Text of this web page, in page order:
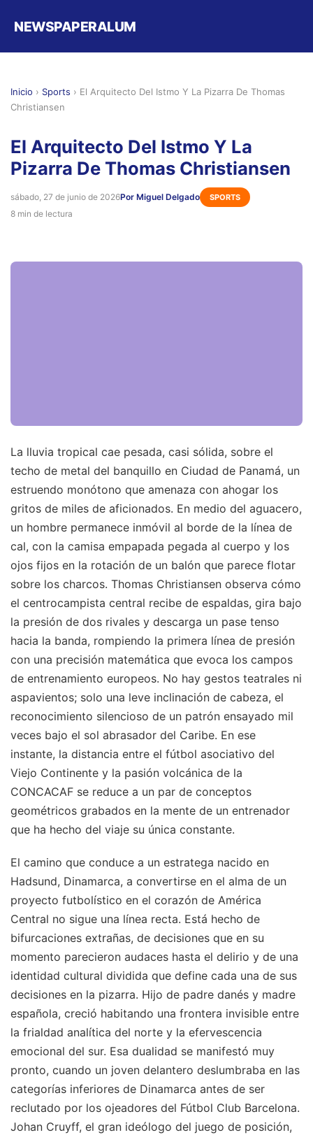
NEWSPAPERALUM
Inicio › Sports › El Arquitecto Del Istmo Y La Pizarra De Thomas
Christiansen
El Arquitecto Del Istmo Y La
Pizarra De Thomas Christiansen
sábado, 27 de junio de 2026Por Miguel Delgado SPORTS
8 min de lectura
La lluvia tropical cae pesada, casi sólida, sobre el
techo de metal del banquillo en Ciudad de Panamá, un
estruendo monótono que amenaza con ahogar los
gritos de miles de aficionados. En medio del aguacero,
un hombre permanece inmóvil al borde de la línea de
cal, con la camisa empapada pegada al cuerpo y los
ojos fijos en la rotación de un balón que parece flotar
sobre los charcos. Thomas Christiansen observa cómo
el centrocampista central recibe de espaldas, gira bajo
la presión de dos rivales y descarga un pase tenso
hacia la banda, rompiendo la primera línea de presión
con una precisión matemática que evoca los campos
de entrenamiento europeos. No hay gestos teatrales ni
aspavientos; solo una leve inclinación de cabeza, el
reconocimiento silencioso de un patrón ensayado mil
veces bajo el sol abrasador del Caribe. En ese
instante, la distancia entre el fútbol asociativo del
Viejo Continente y la pasión volcánica de la
CONCACAF se reduce a un par de conceptos
geométricos grabados en la mente de un entrenador
que ha hecho del viaje su única constante.
El camino que conduce a un estratega nacido en
Hadsund, Dinamarca, a convertirse en el alma de un
proyecto futbolístico en el corazón de América
Central no sigue una línea recta. Está hecho de
bifurcaciones extrañas, de decisiones que en su
momento parecieron audaces hasta el delirio y de una
identidad cultural dividida que define cada una de sus
decisiones en la pizarra. Hijo de padre danés y madre
española, creció habitando una frontera invisible entre
la frialdad analítica del norte y la efervescencia
emocional del sur. Esa dualidad se manifestó muy
pronto, cuando un joven delantero deslumbraba en las
categorías inferiores de Dinamarca antes de ser
reclutado por los ojeadores del Fútbol Club Barcelona.
Johan Cruyff, el gran ideólogo del juego de posición,